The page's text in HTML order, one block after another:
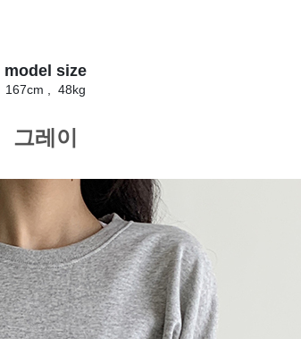
model size
167cm , 48kg
그레이